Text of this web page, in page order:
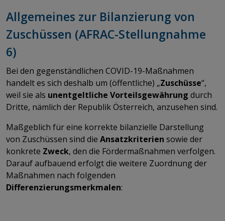
Allgemeines zur Bilanzierung von
Zuschüssen (AFRAC-Stellungnahme
6)
Bei den gegenständlichen COVID-19-Maßnahmen
handelt es sich deshalb um (öffentliche) „Zuschüsse“,
weil sie als unentgeltliche Vorteilsgewährung durch
Dritte, nämlich der Republik Österreich, anzusehen sind.
Maßgeblich für eine korrekte bilanzielle Darstellung
von Zuschüssen sind die Ansatzkriterien sowie der
konkrete Zweck, den die Fördermaßnahmen verfolgen.
Darauf aufbauend erfolgt die weitere Zuordnung der
Maßnahmen nach folgenden
Differenzierungsmerkmalen: